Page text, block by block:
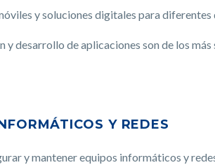
y soluciones digitales para
desarrollo de aplicaciones son de los
Y REDES
y mantener equipos informáticos y